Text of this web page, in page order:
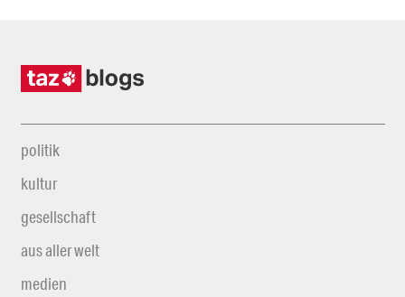
politik
kultur
gesellschaft
aus aller welt
medien